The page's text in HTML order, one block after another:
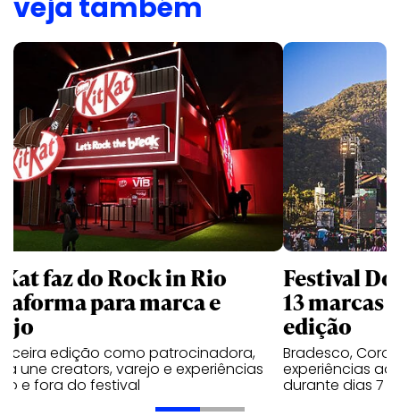
veja também
faz do Rock in Rio
para marca e
edição como patrocinadora,
une creators, varejo e experiências
e fora do festival
Festival
13 marcas
edição
Bradesco,
experiências ao
durante dias 7